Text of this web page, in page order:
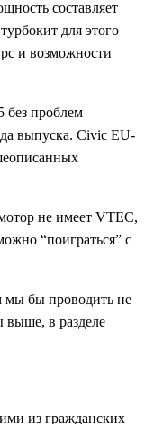
составляет
для этого
и возможности
без проблем
выпуска. Civic EU-
не имеет VTEC,
“поиграться” с
мы бы проводить не
выше, в разделе
из гражданских